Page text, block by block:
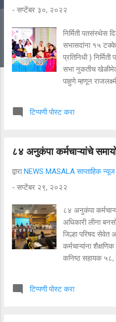
- सप्टेंबर ३०, २०२२
निर्मिती पतसंस्थेस
सभासदांना १५
प्रतिनिधी )
सभा नुकतीच
पाहुणे म्हणून
होऊन १ कोटी ५४
दिपप्रज्वलन
पाटील यांनी नमुद
नियोजनामुळे संस्थेचा
उमटविला आहे.
नमुद केले.
वाटचाल कौतुकास्पद
पतसंस्थेने
टिप्पणी पोस्ट करा
८४ अनुकंपा कर्मचाऱ्यांचे
द्वाराNEWS MASALA साप्ताहिक
- सप्टेंबर २९, २०२२
८४ अनुकंपा
अधिकारी लीना
जिल्हा परिषद सेवेत
कर्मचाऱ्यांना
कनिष्ठ सहायक ५८,
कर्मचाऱ्यांना
टिप्पणी पोस्ट करा